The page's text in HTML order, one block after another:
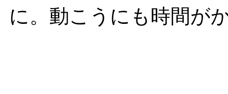
に。動こうにも時間が